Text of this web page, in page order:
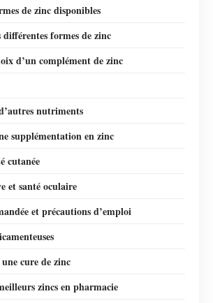
de zinc disponibles
formes de zinc
d’un complément de zinc
nutriments
supplémentation en zinc
cutanée
et santé oculaire
et précautions d’emploi
cure de zinc
zincs en pharmacie